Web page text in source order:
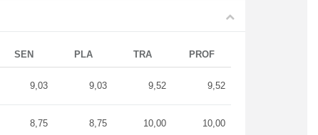
SEN PLA TRA PROF
9,03 9,03 9,52 9,52
8,75 8,75 10,00 10,00